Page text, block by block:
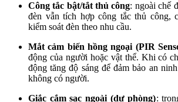
Công tắc bật/tắt thủ công: ngoài chế
đèn vẫn tích hợp công tắc thủ công,
kiểm soát đèn theo nhu cầu.
Mắt cảm biến hồng ngoại (PIR
động của người hoặc vật thể. Khi có
động tăng độ sáng để đảm bảo an
không có người.
Giắc cắm sạc ngoài (dự phòng):